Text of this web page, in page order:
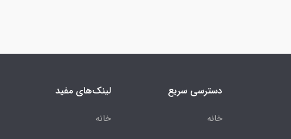
دسترسی سریع
خانه
لینک‌های مفید
خانه